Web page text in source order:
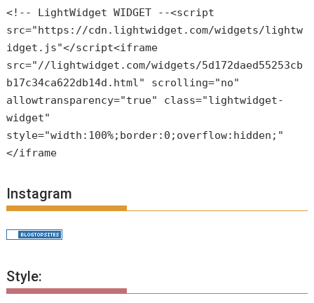
<!-- LightWidget WIDGET --<script
src="https://cdn.lightwidget.com/widgets/lightw
idget.js"</script<iframe
src="//lightwidget.com/widgets/5d172daed55253cb
b17c34ca622db14d.html" scrolling="no"
allowtransparency="true" class="lightwidget-
widget"
style="width:100%;border:0;overflow:hidden;"
</iframe
Instagram
Style: